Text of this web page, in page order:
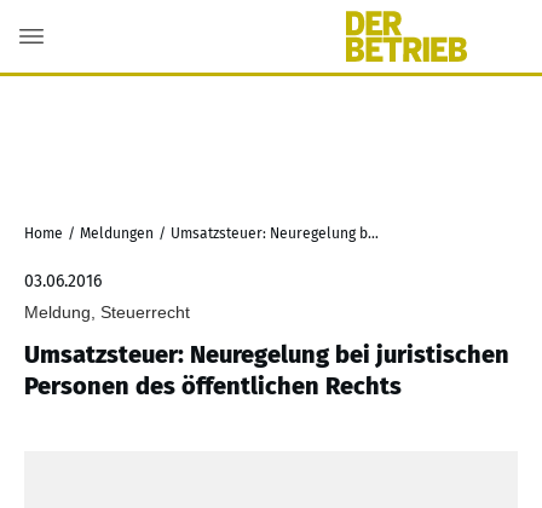
Home / Meldungen / Umsatzsteuer: Neuregelung bei juristischen Personen des öffentlichen Rechts
03.06.2016
Meldung, Steuerrecht
Umsatzsteuer: Neuregelung bei juristischen
Personen des öffentlichen Rechts